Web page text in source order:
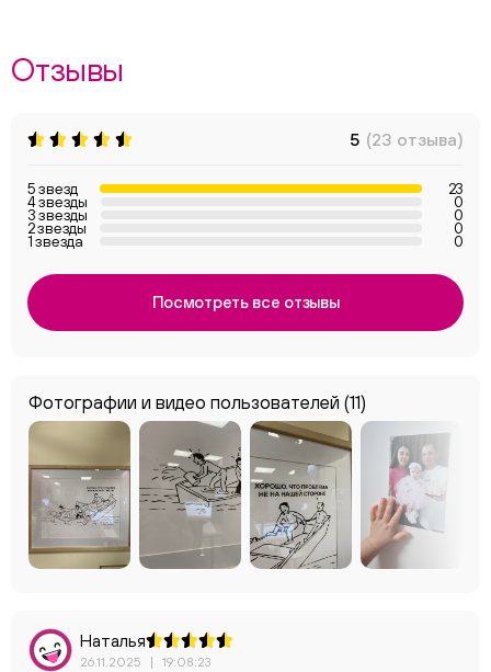
Отзывы
Фотографии и видео пользователей (11)
5 (23 отзыва)
5 звезд 23
4 звезды 0
3 звезды 0
2 звезды 0
1 звезда 0
Посмотреть все отзывы
Наталья
26.11.2025 | 19:08:23